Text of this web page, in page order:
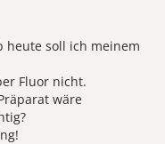
heute soll ich meinem
Fluor nicht.
wäre